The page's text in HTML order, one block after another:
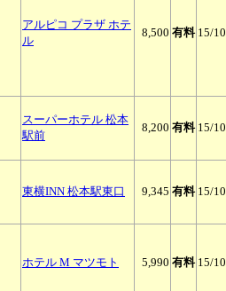
アルピコ プラザ ホテ
ル
8,500 有料 15/10
スーパーホテル 松本
駅前
8,200 有料 15/10
東横INN 松本駅東口 9,345 有料 15/10
ホテル M マツモト 5,990 有料 15/10